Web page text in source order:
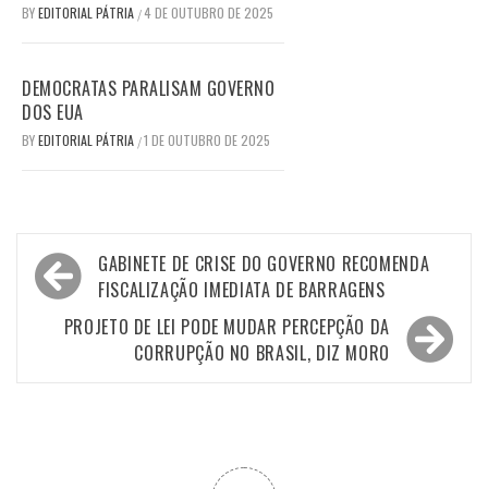
BYEDITORIAL PÁTRIA /4 DE OUTUBRO DE 2025
DEMOCRATAS PARALISAM GOVERNO
DOS EUA
BYEDITORIAL PÁTRIA /1 DE OUTUBRO DE 2025
Navegação
de
Post
GABINETE DE CRISE DO GOVERNO RECOMENDA
FISCALIZAÇÃO IMEDIATA DE BARRAGENS
PROJETO DE LEI PODE MUDAR PERCEPÇÃO DA
CORRUPÇÃO NO BRASIL, DIZ MORO